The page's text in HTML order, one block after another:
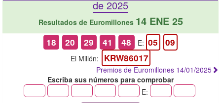
de 2025
Resultados de Euromillones 14 ENE 25
18 20 29 41 48 E: 05 09
El Millón: KRW86017
Premios de Euromillones 14/01/2025
Escriba sus números para comprobar
E: